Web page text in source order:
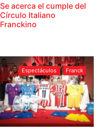
Se acerca el cumple del
Círculo Italiano
Franckino
Espectáculos Franck